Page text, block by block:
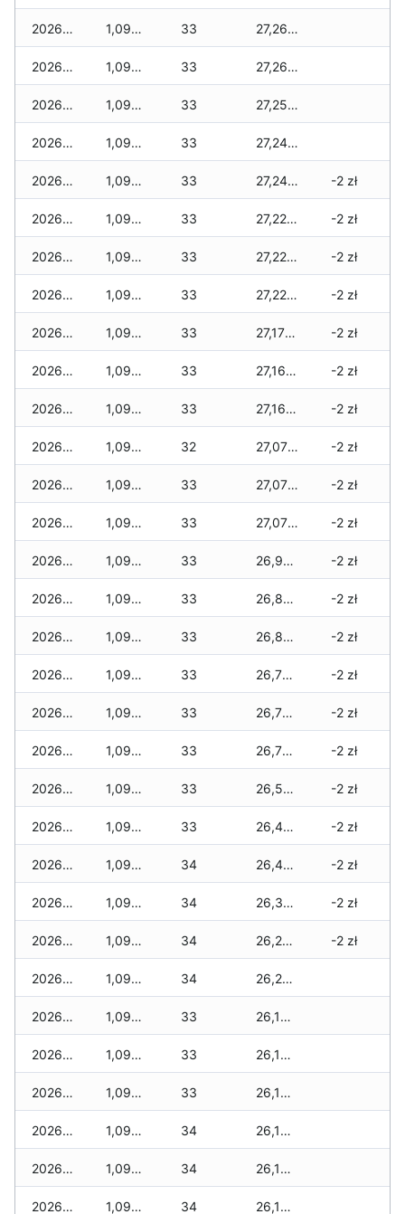
2026-03-17 1,099 zł 33 27,262 zł
2026-03-16 1,099 zł 33 27,262 zł
2026-03-15 1,099 zł 33 27,255 zł
2026-03-14 1,099 zł 33 27,248 zł
2026-03-13 1,099 zł 33 27,248 zł -2 zł
2026-03-12 1,099 zł 33 27,221 zł -2 zł
2026-03-11 1,099 zł 33 27,221 zł -2 zł
2026-03-10 1,099 zł 33 27,221 zł -2 zł
2026-03-09 1,099 zł 33 27,172 zł -2 zł
2026-03-08 1,099 zł 33 27,165 zł -2 zł
2026-03-07 1,099 zł 33 27,165 zł -2 zł
2026-03-06 1,099 zł 32 27,073 zł -2 zł
2026-03-05 1,099 zł 33 27,073 zł -2 zł
2026-03-04 1,099 zł 33 27,073 zł -2 zł
2026-03-03 1,099 zł 33 26,985 zł -2 zł
2026-03-02 1,099 zł 33 26,887 zł -2 zł
2026-03-01 1,099 zł 33 26,887 zł -2 zł
2026-02-27 1,099 zł 33 26,775 zł -2 zł
2026-02-26 1,099 zł 33 26,775 zł -2 zł
2026-02-25 1,099 zł 33 26,768 zł -2 zł
2026-02-24 1,099 zł 33 26,522 zł -2 zł
2026-02-23 1,099 zł 33 26,477 zł -2 zł
2026-02-22 1,099 zł 34 26,403 zł -2 zł
2026-02-21 1,099 zł 34 26,351 zł -2 zł
2026-02-20 1,099 zł 34 26,257 zł -2 zł
2026-02-19 1,099 zł 34 26,239 zł
2026-02-18 1,099 zł 33 26,163 zł
2026-02-17 1,099 zł 33 26,163 zł
2026-02-16 1,099 zł 33 26,163 zł
2026-02-15 1,099 zł 34 26,156 zł
2026-02-14 1,099 zł 34 26,149 zł
2026-02-13 1,099 zł 34 26,149 zł